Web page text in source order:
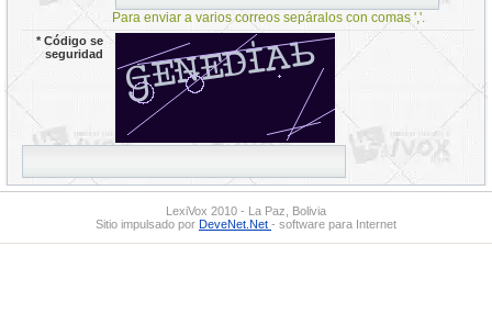
Para enviar a varios correos sepáralos con comas ','.
*Código se
seguridad
LexiVox 2010 - La Paz, Bolivia
Sitio impulsado por DeveNet.Net - software para Internet